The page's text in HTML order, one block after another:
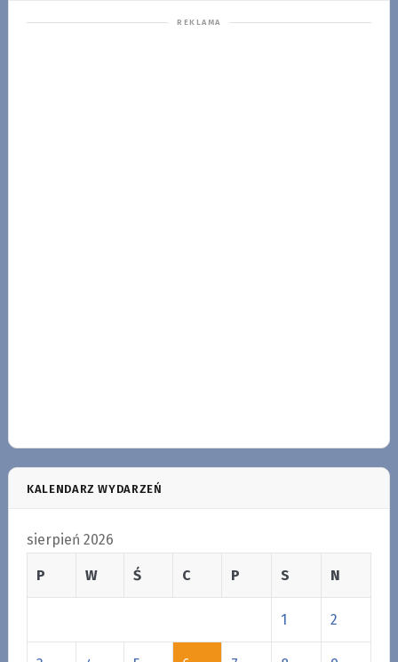
KALENDARZ WYDARZEŃ
sierpień 2026
P W Ś C P S N
1 2